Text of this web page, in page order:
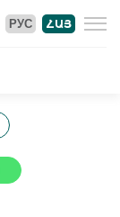
ՀԱՅ
РУС